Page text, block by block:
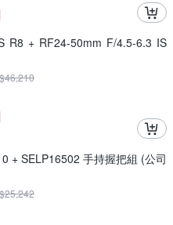
R8 + RF24-50mm F/4.5-6.3 IS
$46,210
+ SELP16502 手持握把組 (公司
$25,242